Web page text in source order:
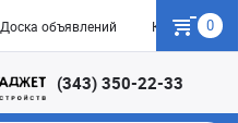
Доска объявлений Как купить
0
(343) 350-22-33